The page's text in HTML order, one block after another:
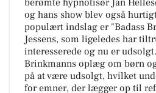
og hans show blev også
populært indslag er "Badass
Jessens, som ligeledes har
interesserede og nu er
Brinkmanns oplæg om børn
på at være udsolgt, hvilket
for emner, der lægger op til